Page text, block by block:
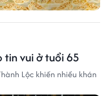
tin vui ở tuổi 65
Lộc khiến nhiều khán